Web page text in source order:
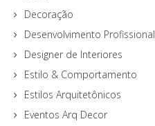
Decoração
Desenvolvimento Profissional
Designer de Interiores
Estilo & Comportamento
Estilos Arquitetônicos
Eventos Arq Decor